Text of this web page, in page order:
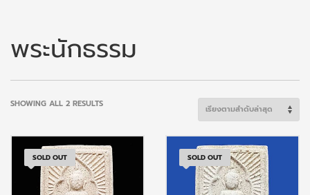
พระนักธรรม
SHOWING ALL 2 RESULTSSORTED
SOLD OUT SOLD OUT